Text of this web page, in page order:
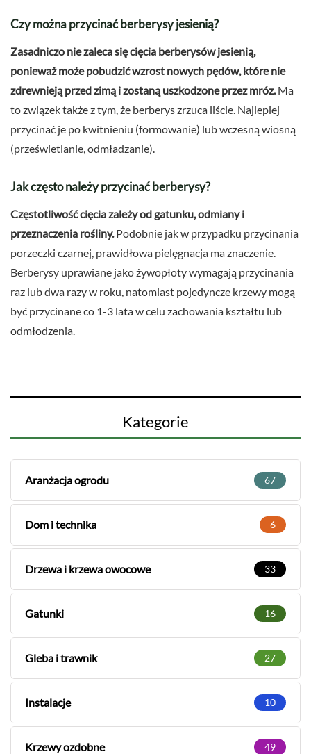
Czy można przycinać berberysy jesienią?
Zasadniczo nie zaleca się cięcia berberysów jesienią,
ponieważ może pobudzić wzrost nowych pędów, które nie
zdrewnieją przed zimą i zostaną uszkodzone przez mróz. Ma
to związek także z tym, że berberys zrzuca liście. Najlepiej
przycinać je po kwitnieniu (formowanie) lub wczesną wiosną
(prześwietlanie, odmładzanie).
Jak często należy przycinać berberysy?
Częstotliwość cięcia zależy od gatunku, odmiany i
przeznaczenia rośliny. Podobnie jak w przypadku przycinania
porzeczki czarnej, prawidłowa pielęgnacja ma znaczenie.
Berberysy uprawiane jako żywopłoty wymagają przycinania
raz lub dwa razy w roku, natomiast pojedyncze krzewy mogą
być przycinane co 1-3 lata w celu zachowania kształtu lub
odmłodzenia.
Kategorie
Aranżacja ogrodu 67
Dom i technika 6
Drzewa i krzewa owocowe 33
Gatunki 16
Gleba i trawnik 27
Instalacje 10
Krzewy ozdobne 49